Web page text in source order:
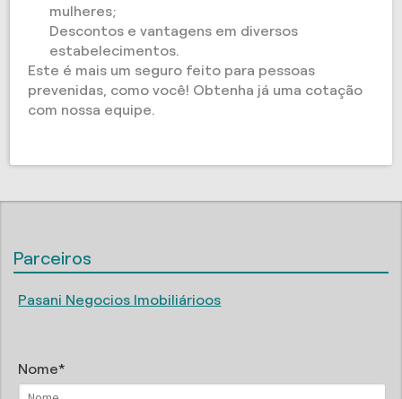
mulheres;
Descontos e vantagens em diversos
estabelecimentos.
Este é mais um seguro feito para pessoas
prevenidas, como você! Obtenha já uma cotação
com nossa equipe.
Parceiros
Pasani Negocios Imobiliárioos
Nome